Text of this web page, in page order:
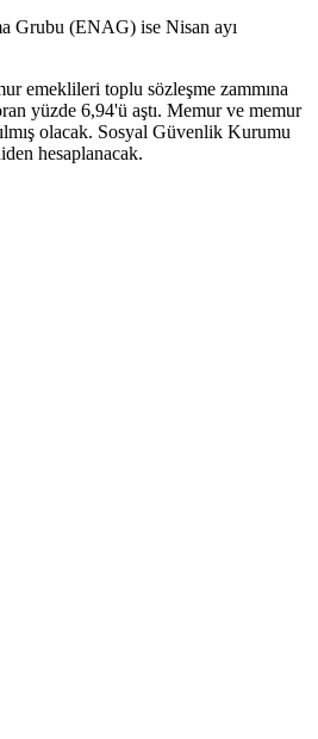
Grubu (ENAG) ise Nisan ayı
emeklileri toplu sözleşme zammına
yüzde 6,94'ü aştı. Memur ve memur
olacak. Sosyal Güvenlik Kurumu
hesaplanacak.